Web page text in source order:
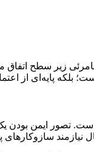
زیر سطح اتفاق
تصور ایمن بودن